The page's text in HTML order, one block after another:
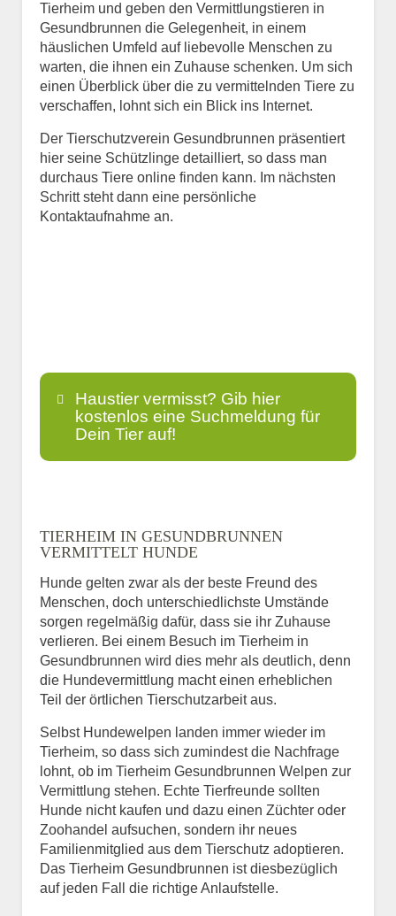
Tierheim und geben den Vermittlungstieren in
Gesundbrunnen die Gelegenheit, in einem
häuslichen Umfeld auf liebevolle Menschen zu
warten, die ihnen ein Zuhause schenken. Um sich
einen Überblick über die zu vermittelnden Tiere zu
verschaffen, lohnt sich ein Blick ins Internet.
Der Tierschutzverein Gesundbrunnen präsentiert
hier seine Schützlinge detailliert, so dass man
durchaus Tiere online finden kann. Im nächsten
Schritt steht dann eine persönliche
Kontaktaufnahme an.
Haustier vermisst? Gib hier
kostenlos eine Suchmeldung für
Dein Tier auf!
E-Mail*
Informationen über das
Tier.
Art des Tiers*
TIERHEIM IN GESUNDBRUNNEN
VERMITTELT HUNDE
Hunde gelten zwar als der beste Freund des
Menschen, doch unterschiedlichste Umstände
sorgen regelmäßig dafür, dass sie ihr Zuhause
verlieren. Bei einem Besuch im Tierheim in
Gesundbrunnen wird dies mehr als deutlich, denn
die Hundevermittlung macht einen erheblichen
Teil der örtlichen Tierschutzarbeit aus.
Selbst Hundewelpen landen immer wieder im
Tierheim, so dass sich zumindest die Nachfrage
lohnt, ob im Tierheim Gesundbrunnen Welpen zur
Vermittlung stehen. Echte Tierfreunde sollten
Hunde nicht kaufen und dazu einen Züchter oder
Zoohandel aufsuchen, sondern ihr neues
Familienmitglied aus dem Tierschutz adoptieren.
Das Tierheim Gesundbrunnen ist diesbezüglich
auf jeden Fall die richtige Anlaufstelle.